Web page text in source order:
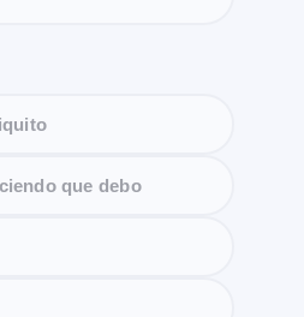
que debo